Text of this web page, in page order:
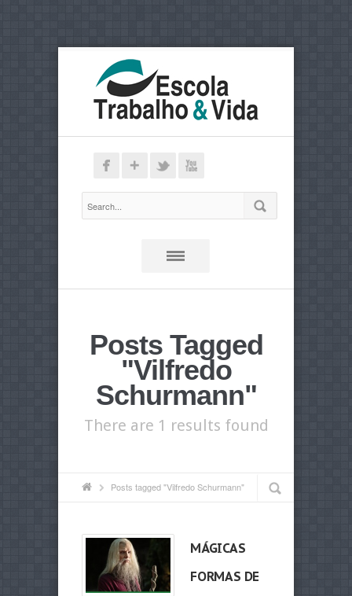
Posts Tagged
"Vilfredo
Schurmann"
There are 1 results found
Posts tagged "Vilfredo Schurmann"
MÁGICAS
FORMAS DE